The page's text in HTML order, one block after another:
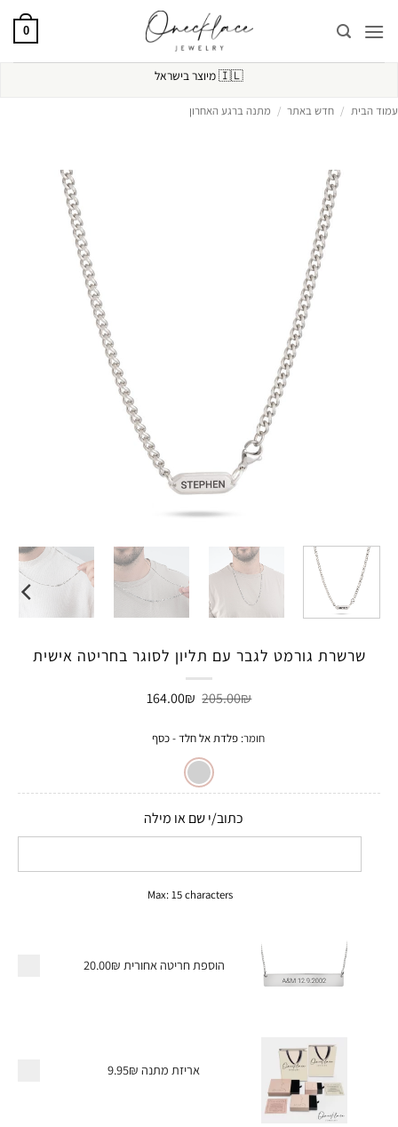
0
🇮🇱מיוצר בישראל
עמוד הבית / חדש באתר / מתנה ברגע האחרון
שרשרת גורמט לגבר עם תליון לסוגר בחריטה אישית
205.00₪ המחיר
205.00₪.
164.00₪
חומר:פלדת אל חלד - כסף
כתוב/י שם או מילה
Max: 15 characters
הוספת חריטה אחורית 20.00₪
אריזת מתנה 9.95₪